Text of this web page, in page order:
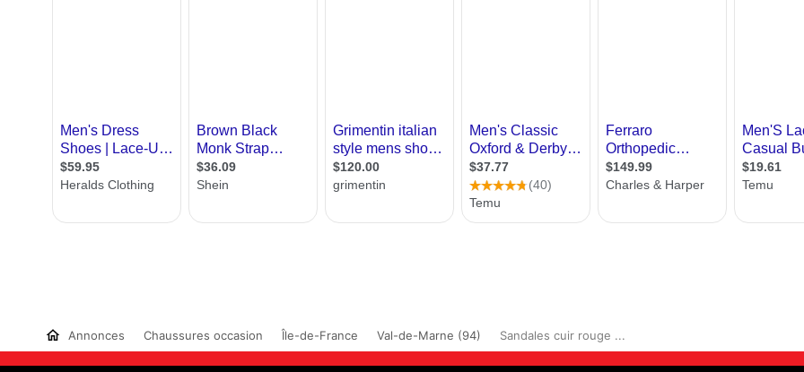
Annonces Chaussures occasion Île-de-France Val-de-Marne (94) Sandales cuir rouge ...